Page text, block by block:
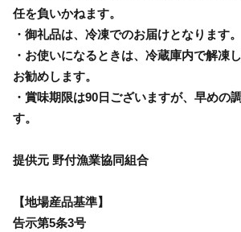
任を負いかねます。
・御礼品は、冷凍でのお届けとなります。
・お使いになるときは、冷蔵庫内で解凍
お勧めします。
・賞味期限は90日ございますが、早めの
す。
提供元 野付漁業協同組合
【地場産品基準】
告示第5条3号